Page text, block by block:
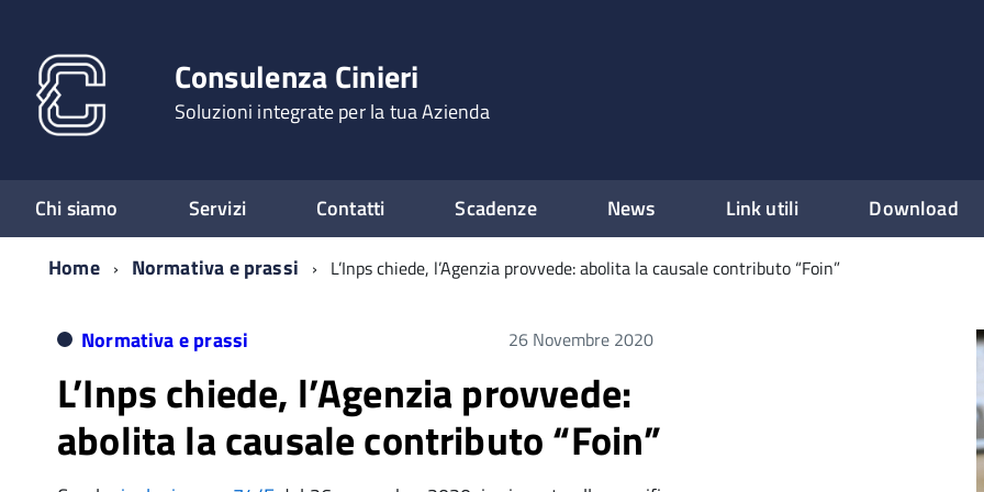
Consulenza Cinieri
Soluzioni integrate per la tua Azienda
Chi siamo Servizi Contatti Scadenze News Link utili Download
Home
Normativa e prassi L’Inps chiede, l’Agenzia provvede: abolita la causale contributo “Foin”
Normativa e prassi 26 Novembre 2020
L’Inps chiede, l’Agenzia provvede:
abolita la causale contributo “Foin”